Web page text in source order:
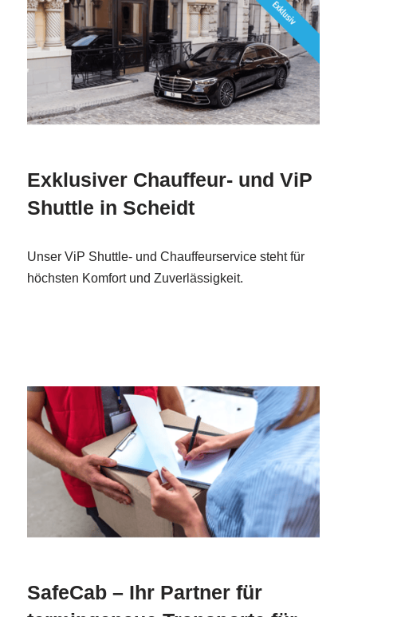
Exklusiver Chauffeur- und ViP
Shuttle in Scheidt
Unser ViP Shuttle- und Chauffeurservice steht für
höchsten Komfort und Zuverlässigkeit.
SafeCab – Ihr Partner für